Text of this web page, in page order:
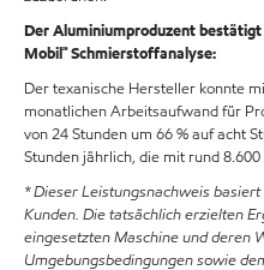
Der Aluminiumproduzent
Mobil℠ Schmierstoffanalyse:
Der texanische Hersteller konnte
monatlichen Arbeitsaufwand für
von 24 Stunden um 66 % auf acht
Stunden jährlich, die mit rund
* Dieser Leistungsnachweis
Kunden. Die tatsächlich erzielten
eingesetzten Maschine und deren
Umgebungsbedingungen sowie